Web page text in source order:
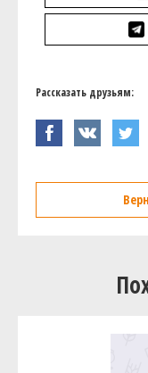
Рассказать друзьям: